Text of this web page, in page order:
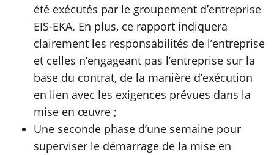
été exécutés par le groupement d’entreprise
EIS-EKA. En plus, ce rapport indiquera
clairement les responsabilités de l’entreprise
et celles n’engageant pas l’entreprise sur la
base du contrat, de la manière d’exécution
en lien avec les exigences prévues dans la
mise en œuvre ;
Une seconde phase d’une semaine pour
superviser le démarrage de la mise en